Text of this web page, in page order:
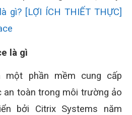
gì? [LỢI ÍCH THIẾT THỰC]
là gì
một phần mềm cung cấp
an toàn trong môi trường ảo
bởi Citrix Systems năm